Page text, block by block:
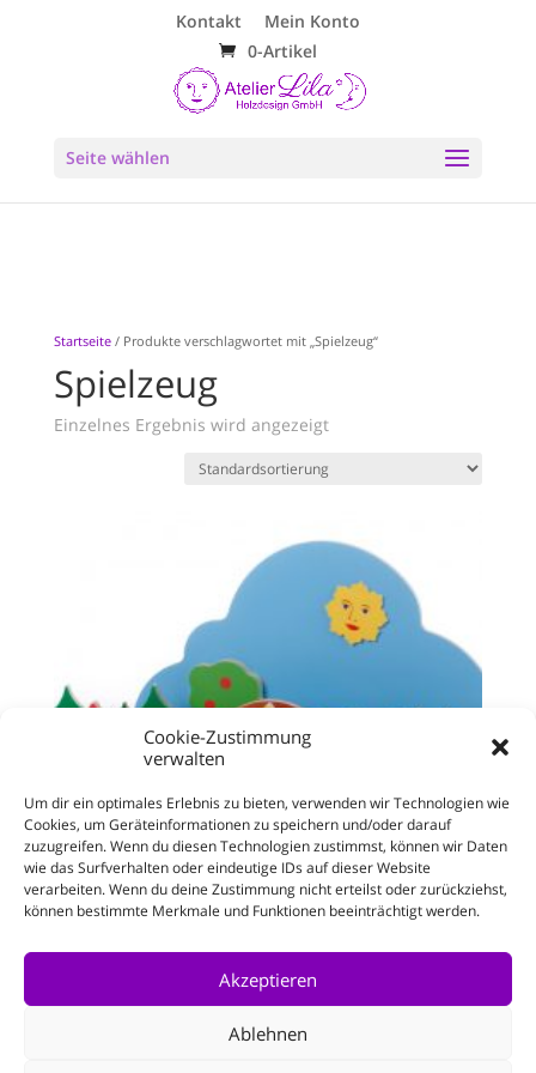
Cookie-Zustimmung
verwalten
Um dir ein optimales Erlebnis zu bieten, verwenden wir Technologien wie
Cookies, um Geräteinformationen zu speichern und/oder darauf
zuzugreifen. Wenn du diesen Technologien zustimmst, können wir Daten
wie das Surfverhalten oder eindeutige IDs auf dieser Website
verarbeiten. Wenn du deine Zustimmung nicht erteilst oder zurückziehst,
können bestimmte Merkmale und Funktionen beeinträchtigt werden.
Akzeptieren
Ablehnen
Kontakt
Mein Konto
0-Artikel
Seite wählen
Startseite/ Produkte verschlagwortet mit „Spielzeug“
Spielzeug
Einzelnes Ergebnis wird angezeigt
Freilichttheater